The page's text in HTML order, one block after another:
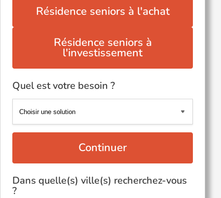
Résidence seniors à l'achat
Résidence seniors à
l'investissement
Quel est votre besoin ?
Continuer
Dans quelle(s) ville(s) recherchez-vous
?